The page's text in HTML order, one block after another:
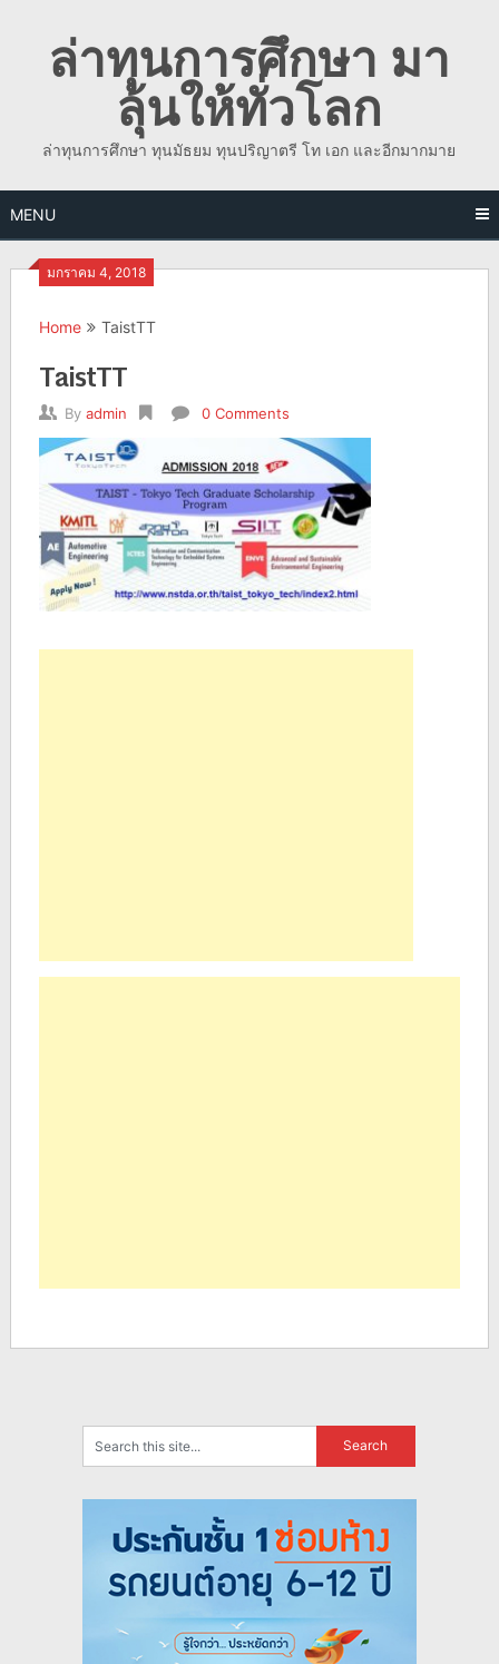
contentล่าทุนการศึกษา มา
ลุ้นให้ทั่วโลก
ล่าทุนการศึกษา ทุนมัธยม ทุนปริญาตรี โท เอก และอีกมากมาย
MENU
มกราคม 4, 2018
Home TaistTT
TaistTT
By admin 0 Comments